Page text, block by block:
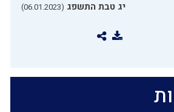
יג טבת התשפג (06.01.2023)